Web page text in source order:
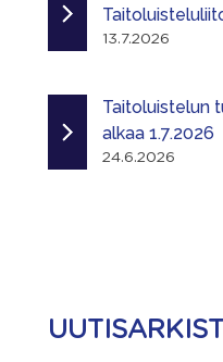
13.7.2026
Taitoluistelun
alkaa 1.7.2026
24.6.2026